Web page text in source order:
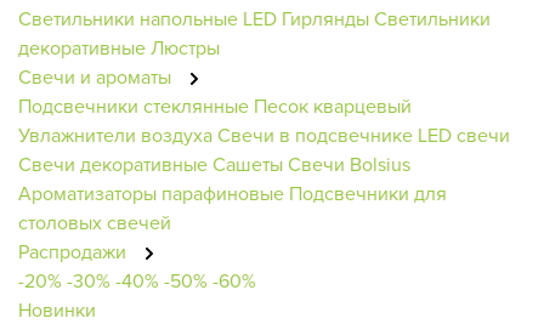
Светильники напольные LED ГирляндыСветильники
декоративныеЛюстры
Свечи и ароматы
Подсвечники стеклянные Песок кварцевый
Увлажнители воздухаСвечи в подсвечнике LED свечи
Свечи декоративныеСашетыСвечи Bolsius
Ароматизаторы парафиновые Подсвечники для
столовых свечей
Распродажи
-20%-30%-40%-50%-60%
Новинки